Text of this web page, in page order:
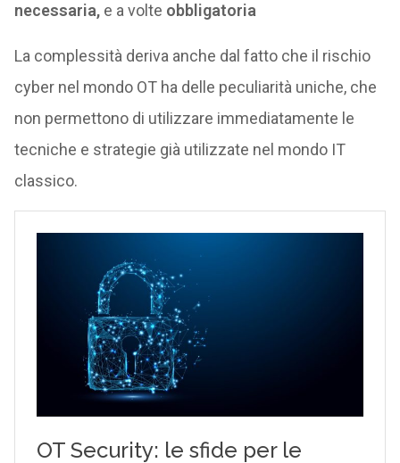
necessaria,e a volte obbligatoria
La complessità deriva anche dal fatto che il rischio
cyber nel mondo OT ha delle peculiarità uniche, che
non permettono di utilizzare immediatamente le
tecniche e strategie già utilizzate nel mondo IT
classico.